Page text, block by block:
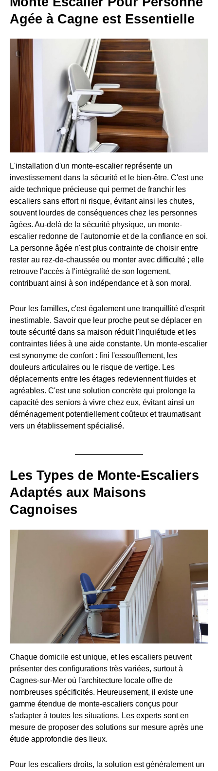
Agée à Cagne est Essentielle
L'installation d'un monte-escalier représente un
investissement dans la sécurité et le bien-être. C'est une
aide technique précieuse qui permet de franchir les
escaliers sans effort ni risque, évitant ainsi les chutes,
souvent lourdes de conséquences chez les personnes
âgées. Au-delà de la sécurité physique, un monte-
escalier redonne de l'autonomie et de la confiance en soi.
La personne âgée n'est plus contrainte de choisir entre
rester au rez-de-chaussée ou monter avec difficulté ; elle
retrouve l'accès à l'intégralité de son logement,
contribuant ainsi à son indépendance et à son moral.
Pour les familles, c'est également une tranquillité d'esprit
inestimable. Savoir que leur proche peut se déplacer en
toute sécurité dans sa maison réduit l'inquiétude et les
contraintes liées à une aide constante. Un monte-escalier
est synonyme de confort : fini l'essoufflement, les
douleurs articulaires ou le risque de vertige. Les
déplacements entre les étages redeviennent fluides et
agréables. C'est une solution concrète qui prolonge la
capacité des seniors à vivre chez eux, évitant ainsi un
déménagement potentiellement coûteux et traumatisant
vers un établissement spécialisé.
Les Types de Monte-Escaliers
Adaptés aux Maisons
Cagnoises
Chaque domicile est unique, et les escaliers peuvent
présenter des configurations très variées, surtout à
Cagnes-sur-Mer où l'architecture locale offre de
nombreuses spécificités. Heureusement, il existe une
gamme étendue de monte-escaliers conçus pour
s'adapter à toutes les situations. Les experts sont en
mesure de proposer des solutions sur mesure après une
étude approfondie des lieux.
Pour les escaliers droits, la solution est généralement un